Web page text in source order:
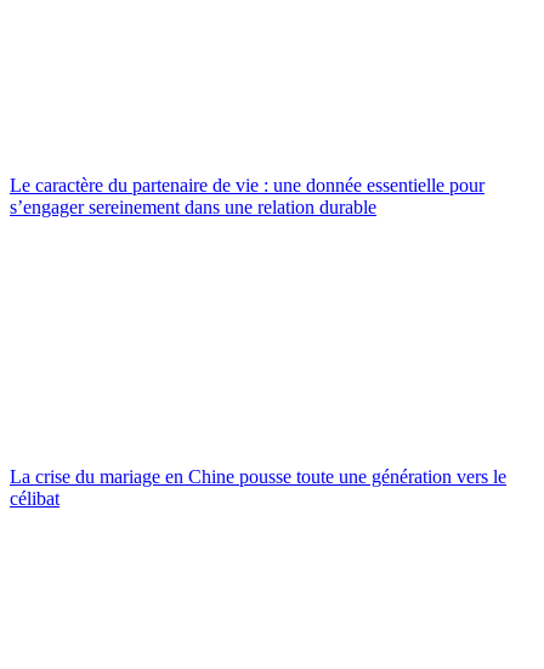
Le caractère du partenaire de vie : une donnée essentielle pour
s’engager sereinement dans une relation durable
La crise du mariage en Chine pousse toute une génération vers le
célibat